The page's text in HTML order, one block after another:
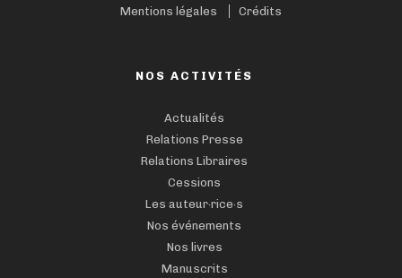
Mentions légales Crédits
NOS ACTIVITÉS
Actualités
Relations Presse
Relations Libraires
Cessions
Les auteur·rice·s
Nos événements
Nos livres
Manuscrits